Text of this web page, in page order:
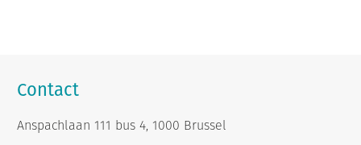
Contact
Anspachlaan 111 bus 4, 1000 Brussel